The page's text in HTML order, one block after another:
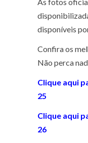
disponíveis
Confira os
Não perca
Clique aqui
25
Clique aqui
26